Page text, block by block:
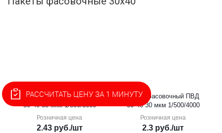
Пакет фасовочный ПВД
30*40 35 мкм 1/500/3000
Розничная цена
2.43руб./шт
Пакет фасовочный ПВД
30*40 30 мкм 1/500/4000
Розничная цена
2.3 руб./шт
РАССЧИТАТЬ ЦЕНУ ЗА 1 МИНУТУ